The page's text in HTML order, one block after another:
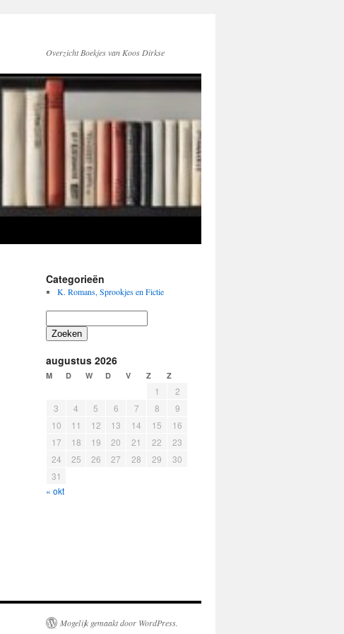
Overzicht Boekjes van Koos Dirkse
Categorieën
K. Romans, Sprookjes en Fictie
Zoeken
augustus 2026
M D W D V Z Z
1
2
3
4 5 6 7 8
9
10
11 12 13 14 15
16
17
18 19 20 21 22
23
24
25 26 27 28 29
30
31
« okt
Mogelijk gemaakt door WordPress.